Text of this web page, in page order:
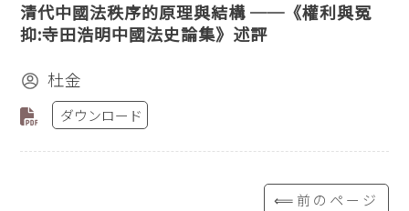
清代中國法秩序的原理與結構 ──《權利與冤
抑:寺田浩明中國法史論集》述評
杜金
ダウンロード
⟸前のページ